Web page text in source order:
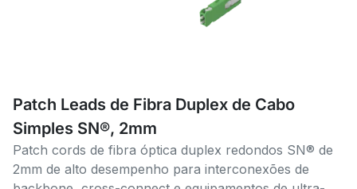
Patch Leads de Fibra Duplex de Cabo
Simples SN®, 2mm
Patch cords de fibra óptica duplex redondos SN® de
2mm de alto desempenho para interconexões de